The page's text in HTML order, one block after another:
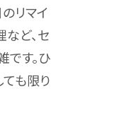
リマイ
ど、セ
す。ひ
も限り